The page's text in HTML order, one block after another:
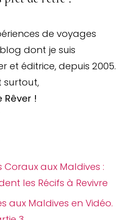
de voyages
dont je suis
et éditrice, depuis 2005.
surtout,
Rêver !
Coraux aux Maldives :
les Récifs à Revivre
aux Maldives en Vidéo.